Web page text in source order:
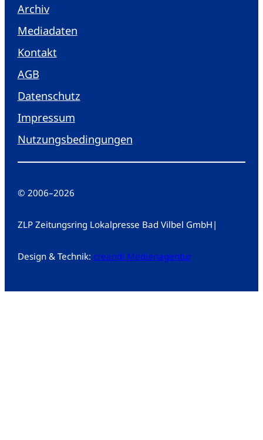
Archiv
Mediadaten
Kontakt
AGB
Datenschutz
Impressum
Nutzungsbedingungen
© 2006–2026
ZLP Zeitungsring Lokalpresse Bad Vilbel GmbH |
Design & Technik: creandi Medienagentur